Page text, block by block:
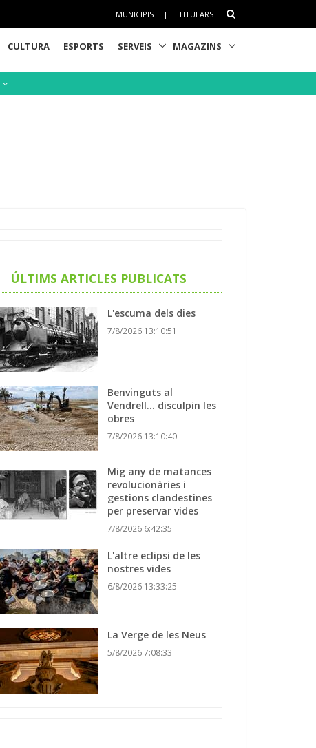
MUNICIPIS | TITULARS
CULTURA ESPORTS SERVEIS MAGAZINS
ÚLTIMS ARTICLES PUBLICATS
L'escuma dels dies
7/8/2026 13:10:51
Benvinguts al
Vendrell... disculpin les
obres
7/8/2026 13:10:40
Mig any de matances
revolucionàries i
gestions clandestines
per preservar vides
7/8/2026 6:42:35
L'altre eclipsi de les
nostres vides
6/8/2026 13:33:25
La Verge de les Neus
5/8/2026 7:08:33